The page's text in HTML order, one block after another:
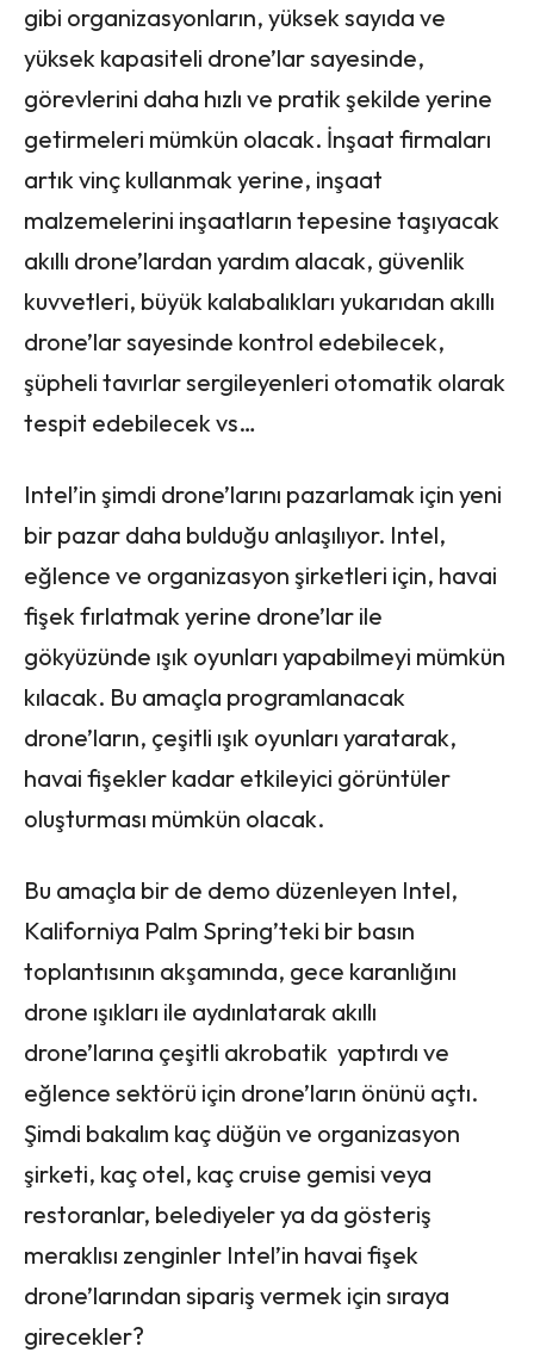
gibi organizasyonların, yüksek sayıda ve
yüksek kapasiteli drone’lar sayesinde,
görevlerini daha hızlı ve pratik şekilde yerine
getirmeleri mümkün olacak. İnşaat firmaları
artık vinç kullanmak yerine, inşaat
malzemelerini inşaatların tepesine taşıyacak
akıllı drone’lardan yardım alacak, güvenlik
kuvvetleri, büyük kalabalıkları yukarıdan akıllı
drone’lar sayesinde kontrol edebilecek,
şüpheli tavırlar sergileyenleri otomatik olarak
tespit edebilecek vs…
Intel’in şimdi drone’larını pazarlamak için yeni
bir pazar daha bulduğu anlaşılıyor. Intel,
eğlence ve organizasyon şirketleri için, havai
fişek fırlatmak yerine drone’lar ile
gökyüzünde ışık oyunları yapabilmeyi mümkün
kılacak. Bu amaçla programlanacak
drone’ların, çeşitli ışık oyunları yaratarak,
havai fişekler kadar etkileyici görüntüler
oluşturması mümkün olacak.
Bu amaçla bir de demo düzenleyen Intel,
Kaliforniya Palm Spring’teki bir basın
toplantısının akşamında, gece karanlığını
drone ışıkları ile aydınlatarak akıllı
drone’larına çeşitli akrobatik yaptırdı ve
eğlence sektörü için drone’ların önünü açtı.
Şimdi bakalım kaç düğün ve organizasyon
şirketi, kaç otel, kaç cruise gemisi veya
restoranlar, belediyeler ya da gösteriş
meraklısı zenginler Intel’in havai fişek
drone’larından sipariş vermek için sıraya
girecekler?